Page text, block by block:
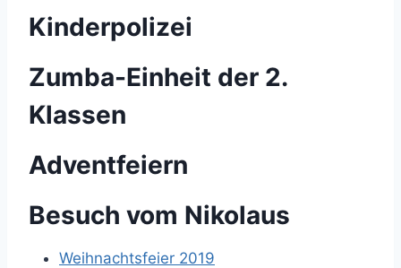
Kinderpolizei
Zumba-Einheit der 2.
Klassen
Adventfeiern
Besuch vom Nikolaus
Weihnachtsfeier 2019